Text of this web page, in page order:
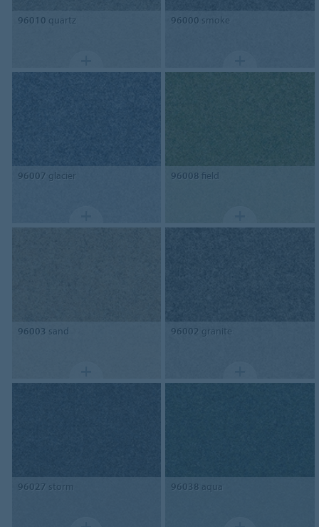
96010 quartz 96000 smoke
96007 glacier 96008 field
96003 sand 96002 granite
96027 storm 96038 aqua